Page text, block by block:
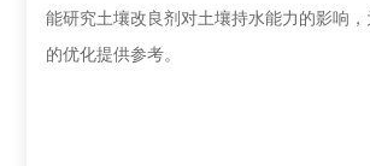
能研究土壤改良剂对土壤持水能力的影响
的优化提供参考。